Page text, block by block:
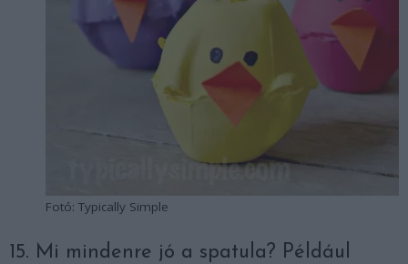
Fotó: Typically Simple
15. Mi mindenre jó a spatula? Például